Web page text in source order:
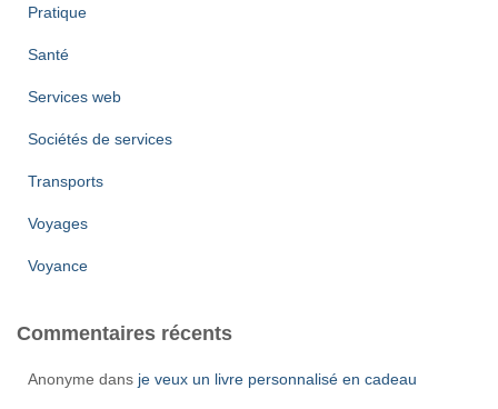
Pratique
Santé
Services web
Sociétés de services
Transports
Voyages
Voyance
Commentaires récents
Anonyme dans je veux un livre personnalisé en cadeau